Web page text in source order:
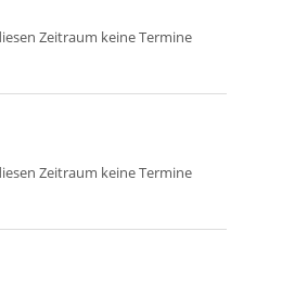
Zeitraum keine Termine
Zeitraum keine Termine